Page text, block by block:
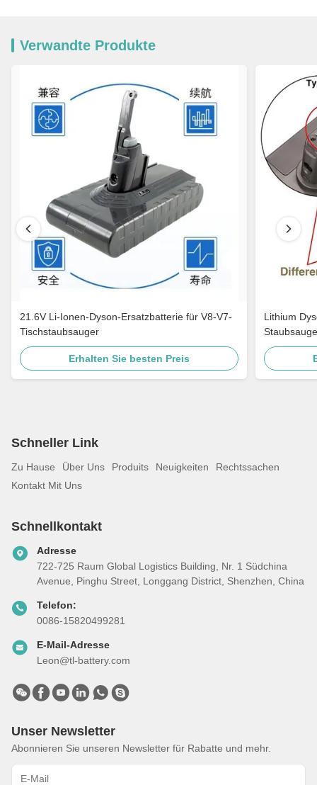
Verwandte Produkte
21.6V Li-Ionen-Dyson-Ersatzbatterie für V8-V7-
Tischstaubsauger
Erhalten Sie besten Preis
Lithium
Schneller Link
Zu Hause Über Uns Produits Neuigkeiten
Rechtssachen
Kontakt Mit Uns
Schnellkontakt
Adresse
722-725 Raum Global Logistics Building, Nr. 1 Südchina
Avenue, Pinghu Street, Longgang District, Shenzhen, China
Telefon:
0086-15820499281
E-Mail-Adresse
Leon@tl-battery.com
Unser Newsletter
Abonnieren Sie unseren Newsletter für Rabatte und mehr.